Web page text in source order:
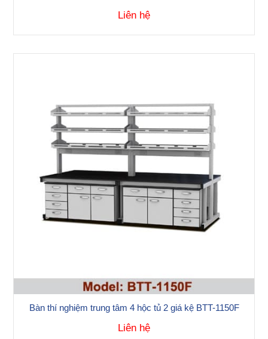
Liên hệ
Bàn thí nghiệm trung tâm 4 hộc tủ 2 giá kệ BTT-1150F
Liên hệ